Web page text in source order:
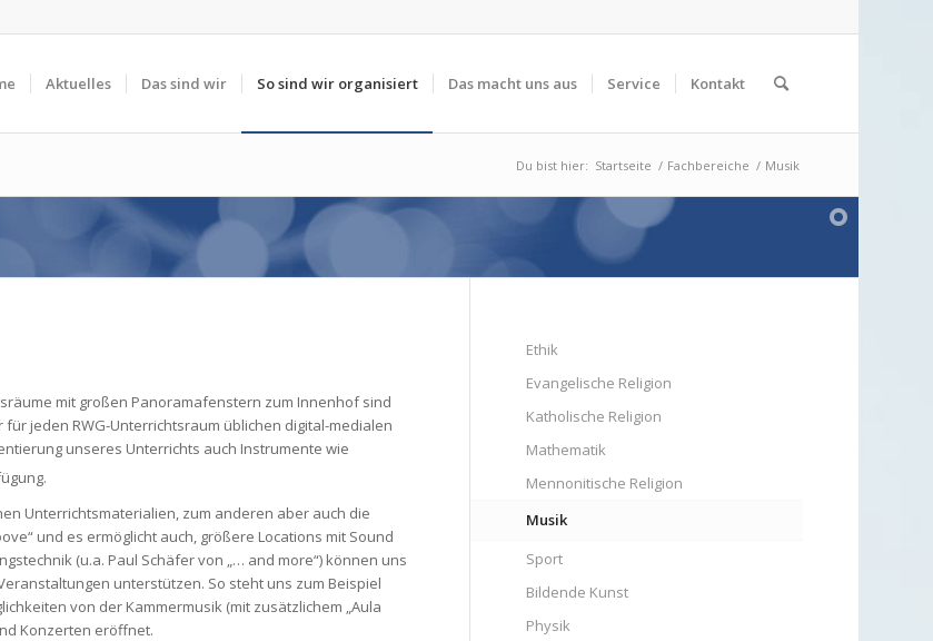
Aktuelles Das sind wir So sind wir organisiert Das macht uns aus Service Kontakt
Du bist hier: Startseite / Fachbereiche / Musik
mit großen Panoramafenstern zum Innenhof sind
jeden RWG-Unterrichtsraum üblichen digital-medialen
unseres Unterrichts auch Instrumente wie
Unterrichtsmaterialien, zum anderen aber auch die
und es ermöglicht auch, größere Locations mit Sound
(u.a. Paul Schäfer von „… and more“) können uns
unterstützen. So steht uns zum Beispiel
von der Kammermusik (mit zusätzlichem „Aula
Konzerten eröffnet.
Ethik
Evangelische Religion
Katholische Religion
Mathematik
Mennonitische Religion
Musik
Sport
Bildende Kunst
Physik